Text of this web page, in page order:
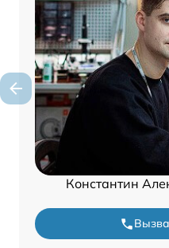
Константин